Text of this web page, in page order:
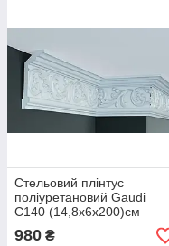
Стельовий плінтус
поліуретановий Gaudi
C140 (14,8х6х200)см
980 ₴